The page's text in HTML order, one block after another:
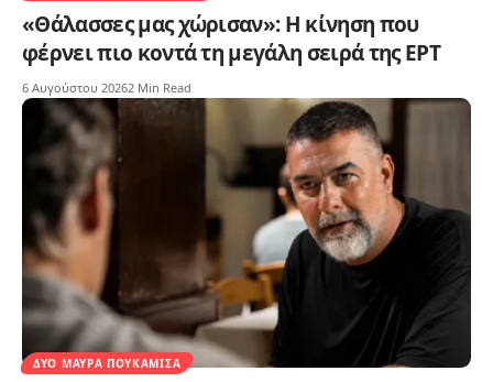
«Θάλασσες μας χώρισαν»: Η κίνηση που
φέρνει πιο κοντά τη μεγάλη σειρά της ΕΡΤ
6 Αυγούστου 20262 Min Read
ΔΥΟ ΜΑΎΡΑ ΠΟΥΚΆΜΙΣΑ